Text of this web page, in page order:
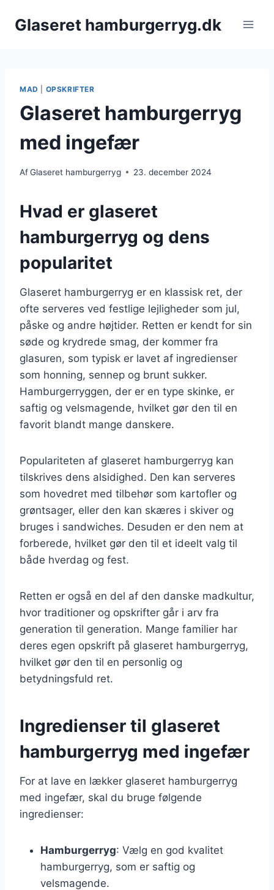
Glaseret hamburgerryg.dk
MAD OPSKRIFTER
Glaseret hamburgerryg
med ingefær
AfGlaseret hamburgerryg 23. december 2024
Hvad er glaseret
hamburgerryg og dens
popularitet
Glaseret hamburgerryg er en klassisk ret, der
ofte serveres ved festlige lejligheder som jul,
påske og andre højtider. Retten er kendt for sin
søde og krydrede smag, der kommer fra
glasuren, som typisk er lavet af ingredienser
som honning, sennep og brunt sukker.
Hamburgerryggen, der er en type skinke, er
saftig og velsmagende, hvilket gør den til en
favorit blandt mange danskere.
Populariteten af glaseret hamburgerryg kan
tilskrives dens alsidighed. Den kan serveres
som hovedret med tilbehør som kartofler og
grøntsager, eller den kan skæres i skiver og
bruges i sandwiches. Desuden er den nem at
forberede, hvilket gør den til et ideelt valg til
både hverdag og fest.
Retten er også en del af den danske madkultur,
hvor traditioner og opskrifter går i arv fra
generation til generation. Mange familier har
deres egen opskrift på glaseret hamburgerryg,
hvilket gør den til en personlig og
betydningsfuld ret.
Ingredienser til glaseret
hamburgerryg med ingefær
For at lave en lækker glaseret hamburgerryg
med ingefær, skal du bruge følgende
ingredienser:
Hamburgerryg: Vælg en god kvalitet
hamburgerryg, som er saftig og
velsmagende.